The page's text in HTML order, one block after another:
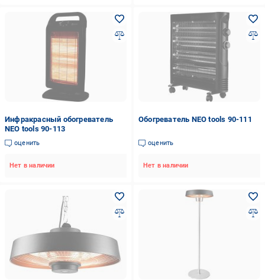
Инфракрасный обогреватель
NEO tools 90-113
оценить
Нет в наличии
Обогреватель NEO tools 90-111
оценить
Нет в наличии